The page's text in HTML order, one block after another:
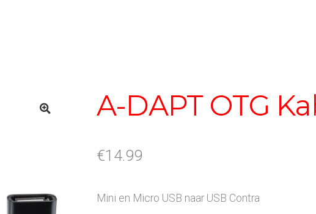
A-DAPT OTG
€14.99
Mini en Micro USB naar USB Contra